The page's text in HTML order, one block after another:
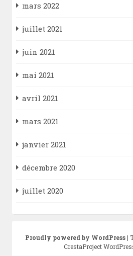
mars 2022
juillet 2021
juin 2021
mai 2021
avril 2021
mars 2021
janvier 2021
décembre 2020
juillet 2020
Proudly powered by WordPress|
CrestaProject